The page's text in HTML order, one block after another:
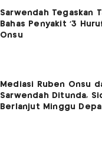
Sarwendah Tegaskan
Bahas Penyakit '3
Onsu
Mediasi Ruben Onsu
Sarwendah Ditunda,
Berlanjut Minggu